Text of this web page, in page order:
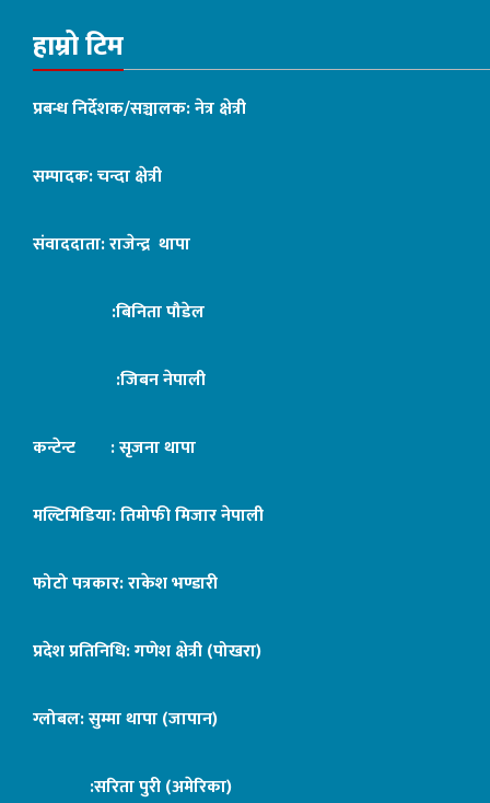
हाम्रो टिम
प्रबन्ध निर्देशक/सञ्चालक: नेत्र क्षेत्री
सम्पादक: चन्दा क्षेत्री
संवाददाता: राजेन्द्र थापा
:बिनिता पौडेल
:जिबन नेपाली
कन्टेन्ट : सृजना थापा
मल्टिमिडिया: तिमोफी मिजार नेपाली
फोटो पत्रकार: राकेश भण्डारी
प्रदेश प्रतिनिधि: गणेश क्षेत्री (पोखरा)
ग्लोबल: सुम्मा थापा (जापान)
:सरिता पुरी (अमेरिका)